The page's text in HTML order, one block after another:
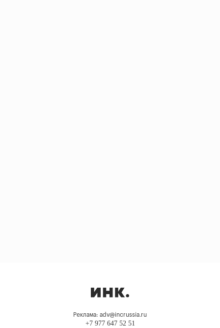
Реклама: adv@incrussia.ru
+7 977 647 52 51